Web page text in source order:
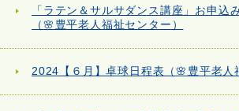
「ラテン＆サルサダンス講座」お申込
（🌸豊平老人福祉センター）
2024【６月】卓球日程表（🌸豊平老人